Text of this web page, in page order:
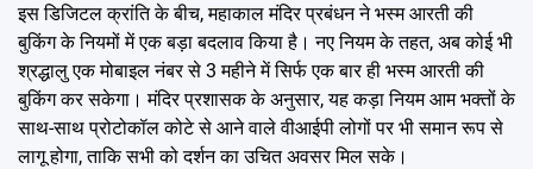
इस डिजिटल क्रांति के बीच, महाकाल मंदिर प्रबंधन ने भस्म आरती की
बुकिंग के नियमों में एक बड़ा बदलाव किया है। नए नियम के तहत, अब कोई भी
श्रद्धालु एक मोबाइल नंबर से 3 महीने में सिर्फ एक बार ही भस्म आरती की
बुकिंग कर सकेगा। मंदिर प्रशासक के अनुसार, यह कड़ा नियम आम भक्तों के
साथ-साथ प्रोटोकॉल कोटे से आने वाले वीआईपी लोगों पर भी समान रूप से
लागू होगा, ताकि सभी को दर्शन का उचित अवसर मिल सके।